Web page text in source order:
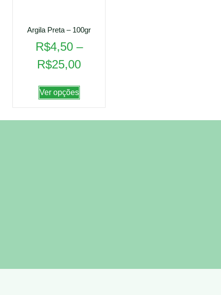
Argila Preta – 100gr
R$4,50 –
R$25,00
Ver opções